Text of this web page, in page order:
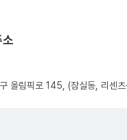
올림픽로 145, (잠실동, 리센